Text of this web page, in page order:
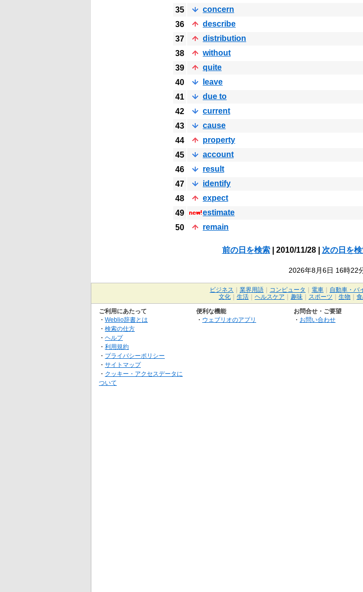
35
concern
36
describe
37
distribution
38
without
39
quite
40
leave
41
due to
42
current
43
cause
44
property
45
account
46
result
47
identify
48
expect
49
estimate
50
remain
前の日を検索| 2010/11/28 | 次の日を
2026年8月6日 16時22
ビジネス 業界用語 コンピュータ 電車 自動車・バ
文化
生活 ヘルスケア 趣味 スポーツ 生物
ご利用にあたって
・ Weblio辞書とは
・ 検索の仕方
・ ヘルプ
・ 利用規約
・ プライバシーポリシー
・ サイトマップ
・ クッキー・アクセスデータに
ついて
便利な機能
・ ウェブリオのアプリ
お問合せ・ご要望
・ お問い合わせ